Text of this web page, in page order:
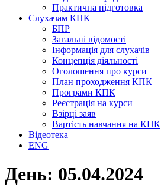
Практична підготовка
Слухачам КПК
БПР
Загальні відомості
Інформація для слухачів
Концепція діяльності
Оголошення про курси
План проходження КПК
Програми КПК
Реєстрація на курси
Взірці заяв
Вартість навчання на КПК
Відеотека
ENG
День: 05.04.2024